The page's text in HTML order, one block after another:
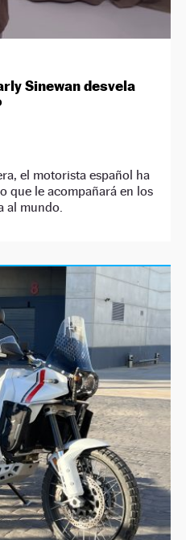
Sinewan desvela
el motorista español ha
que le acompañará en los
al mundo.